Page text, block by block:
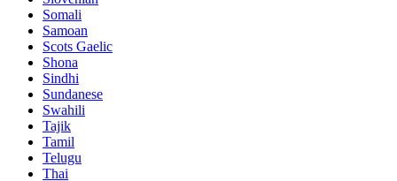
Somali
Samoan
Scots Gaelic
Shona
Sindhi
Sundanese
Swahili
Tajik
Tamil
Telugu
Thai